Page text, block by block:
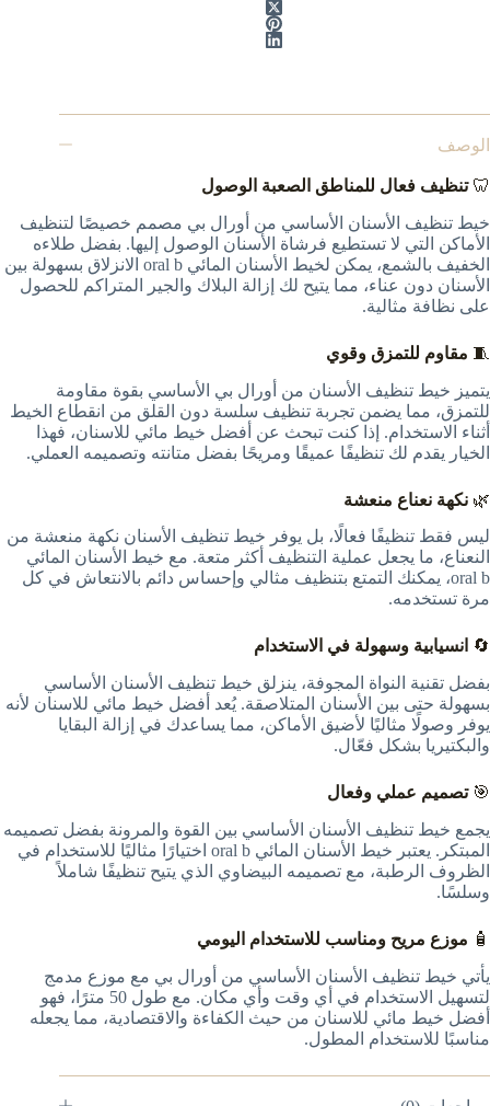
الوصف
🦷تنظيف فعال للمناطق الصعبة الوصول
خيط تنظيف الأسنان الأساسي من أورال بي مصمم خصيصًا لتنظيف
الأماكن التي لا تستطيع فرشاة الأسنان الوصول إليها. بفضل طلاءه
الخفيف بالشمع، يمكن لخيط الأسنان المائي oral b الانزلاق بسهولة بين
الأسنان دون عناء، مما يتيح لك إزالة البلاك والجير المتراكم للحصول
على نظافة مثالية.
🧵 مقاوم للتمزق وقوي
يتميز خيط تنظيف الأسنان من أورال بي الأساسي بقوة مقاومة
للتمزق، مما يضمن تجربة تنظيف سلسة دون القلق من انقطاع الخيط
أثناء الاستخدام. إذا كنت تبحث عن أفضل خيط مائي للاسنان، فهذا
الخيار يقدم لك تنظيفًا عميقًا ومريحًا بفضل متانته وتصميمه العملي.
🌿 نكهة نعناع منعشة
ليس فقط تنظيفًا فعالًا، بل يوفر خيط تنظيف الأسنان نكهة منعشة من
النعناع، ما يجعل عملية التنظيف أكثر متعة. مع خيط الأسنان المائي
oral b، يمكنك التمتع بتنظيف مثالي وإحساس دائم بالانتعاش في كل
مرة تستخدمه.
🔄 انسيابية وسهولة في الاستخدام
بفضل تقنية النواة المجوفة، ينزلق خيط تنظيف الأسنان الأساسي
بسهولة حتى بين الأسنان المتلاصقة. يُعد أفضل خيط مائي للاسنان لأنه
يوفر وصولًا مثاليًا لأضيق الأماكن، مما يساعدك في إزالة البقايا
والبكتيريا بشكل فعّال.
🎯تصميم عملي وفعال
يجمع خيط تنظيف الأسنان الأساسي بين القوة والمرونة بفضل تصميمه
المبتكر. يعتبر خيط الأسنان المائي oral b اختيارًا مثاليًا للاستخدام في
الظروف الرطبة، مع تصميمه البيضاوي الذي يتيح تنظيفًا شاملاً
وسلسًا.
🧴 موزع مريح ومناسب للاستخدام اليومي
يأتي خيط تنظيف الأسنان الأساسي من أورال بي مع موزع مدمج
لتسهيل الاستخدام في أي وقت وأي مكان. مع طول 50 مترًا، فهو
أفضل خيط مائي للاسنان من حيث الكفاءة والاقتصادية، مما يجعله
مناسبًا للاستخدام المطول.